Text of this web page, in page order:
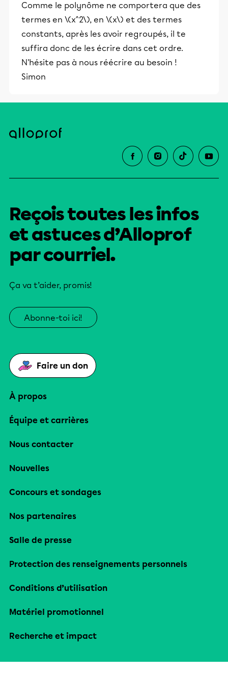
Comme le polynôme ne comportera que des
termes en \(x^2\), en \(x\) et des termes
constants, après les avoir regroupés, il te
suffira donc de les écrire dans cet ordre.
N'hésite pas à nous réécrire au besoin !
Simon
Reçois toutes les infos
et astuces d’Alloprof
par courriel.
Ça va t’aider, promis!
Abonne-toi ici!
Faire un don
À propos
Équipe et carrières
Nous contacter
Nouvelles
Concours et sondages
Nos partenaires
Salle de presse
Protection des renseignements personnels
Conditions d’utilisation
Matériel promotionnel
Recherche et impact